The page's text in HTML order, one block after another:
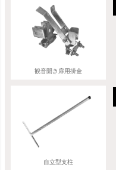
観音開き扉用掛金
自立型支柱